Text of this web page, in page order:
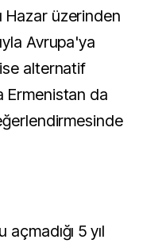
Hazar üzerinden
Avrupa'ya
alternatif
Ermenistan da
5 yıl